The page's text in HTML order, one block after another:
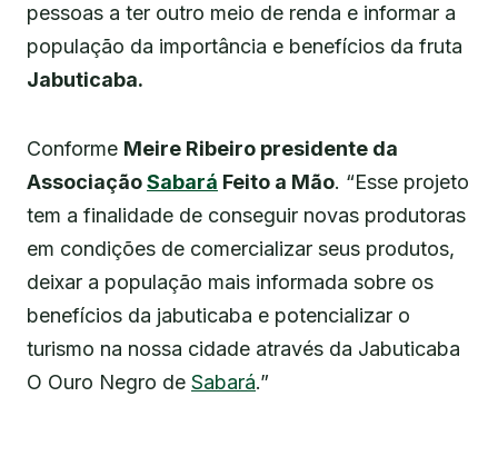
pessoas a ter outro meio de renda e informar a
população da importância e benefícios da fruta
Jabuticaba.
Conforme Meire Ribeiro presidente da
AssociaçãoSabará Feito a Mão. “Esse projeto
tem a finalidade de conseguir novas produtoras
em condições de comercializar seus produtos,
deixar a população mais informada sobre os
benefícios da jabuticaba e potencializar o
turismo na nossa cidade através da Jabuticaba
O Ouro Negro de Sabará.”